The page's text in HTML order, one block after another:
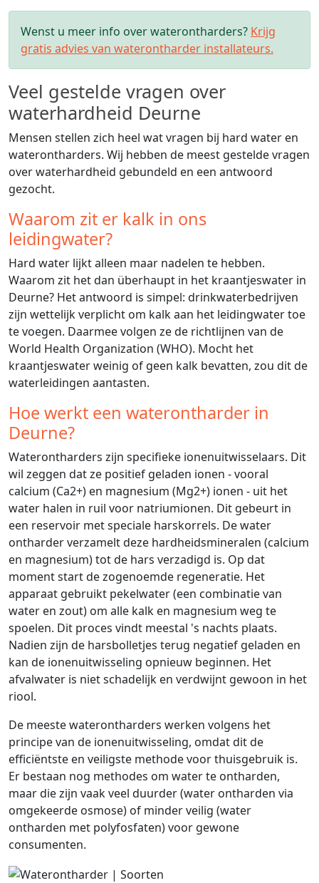
Wenst u meer info over waterontharders? Krijg
gratis advies van waterontharder installateurs.
Veel gestelde vragen over
waterhardheid Deurne
Mensen stellen zich heel wat vragen bij hard water en
waterontharders. Wij hebben de meest gestelde vragen
over waterhardheid gebundeld en een antwoord
gezocht.
Waarom zit er kalk in ons
leidingwater?
Hard water lijkt alleen maar nadelen te hebben.
Waarom zit het dan überhaupt in het kraantjeswater in
Deurne? Het antwoord is simpel: drinkwaterbedrijven
zijn wettelijk verplicht om kalk aan het leidingwater toe
te voegen. Daarmee volgen ze de richtlijnen van de
World Health Organization (WHO). Mocht het
kraantjeswater weinig of geen kalk bevatten, zou dit de
waterleidingen aantasten.
Hoe werkt een waterontharder in
Deurne?
Waterontharders zijn specifieke ionenuitwisselaars. Dit
wil zeggen dat ze positief geladen ionen - vooral
calcium (Ca2+) en magnesium (Mg2+) ionen - uit het
water halen in ruil voor natriumionen. Dit gebeurt in
een reservoir met speciale harskorrels. De water
ontharder verzamelt deze hardheidsmineralen (calcium
en magnesium) tot de hars verzadigd is. Op dat
moment start de zogenoemde regeneratie. Het
apparaat gebruikt pekelwater (een combinatie van
water en zout) om alle kalk en magnesium weg te
spoelen. Dit proces vindt meestal 's nachts plaats.
Nadien zijn de harsbolletjes terug negatief geladen en
kan de ionenuitwisseling opnieuw beginnen. Het
afvalwater is niet schadelijk en verdwijnt gewoon in het
riool.
De meeste waterontharders werken volgens het
principe van de ionenuitwisseling, omdat dit de
efficiëntste en veiligste methode voor thuisgebruik is.
Er bestaan nog methodes om water te ontharden,
maar die zijn vaak veel duurder (water ontharden via
omgekeerde osmose) of minder veilig (water
ontharden met polyfosfaten) voor gewone
consumenten.